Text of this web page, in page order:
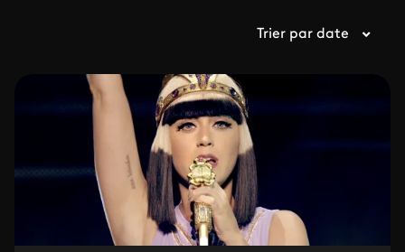
Trier par date